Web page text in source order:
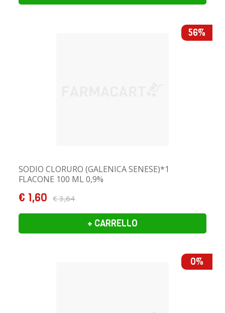
56%
SODIO CLORURO (GALENICA SENESE)*1
FLACONE 100 ML 0,9%
€ 1,60 € 3,64
+ CARRELLO
0%